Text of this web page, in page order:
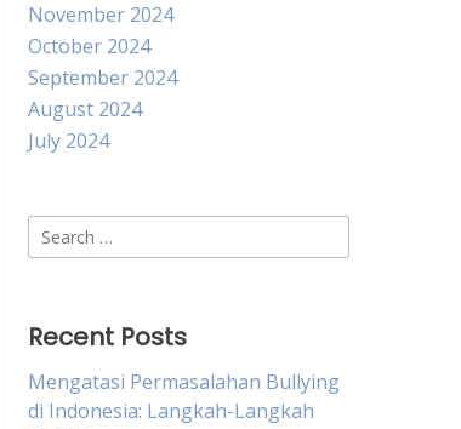
November 2024
October 2024
September 2024
August 2024
July 2024
Search
for:
Recent Posts
Mengatasi Permasalahan Bullying
di Indonesia: Langkah-Langkah